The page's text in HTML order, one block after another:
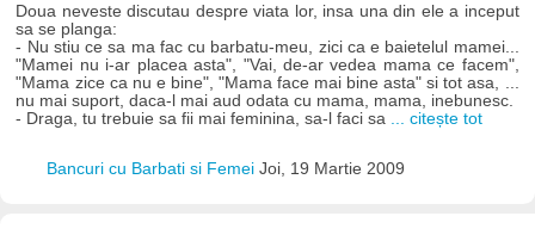
Doua neveste discutau despre viata lor, insa una din ele a inceput
sa se planga:
- Nu stiu ce sa ma fac cu barbatu-meu, zici ca e baietelul mamei...
"Mamei nu i-ar placea asta", "Vai, de-ar vedea mama ce facem",
"Mama zice ca nu e bine", "Mama face mai bine asta" si tot asa, ...
nu mai suport, daca-l mai aud odata cu mama, mama, inebunesc.
- Draga, tu trebuie sa fii mai feminina, sa-l faci sa
... citește tot
Bancuri cu Barbati si Femei Joi, 19 Martie 2009